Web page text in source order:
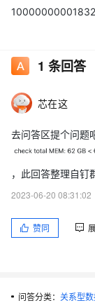
1 条回答
芯在这
去问答区提个问题
，此回答整理自钉
2023-06-20 08:31:02
赞同
问答分类： 关系型